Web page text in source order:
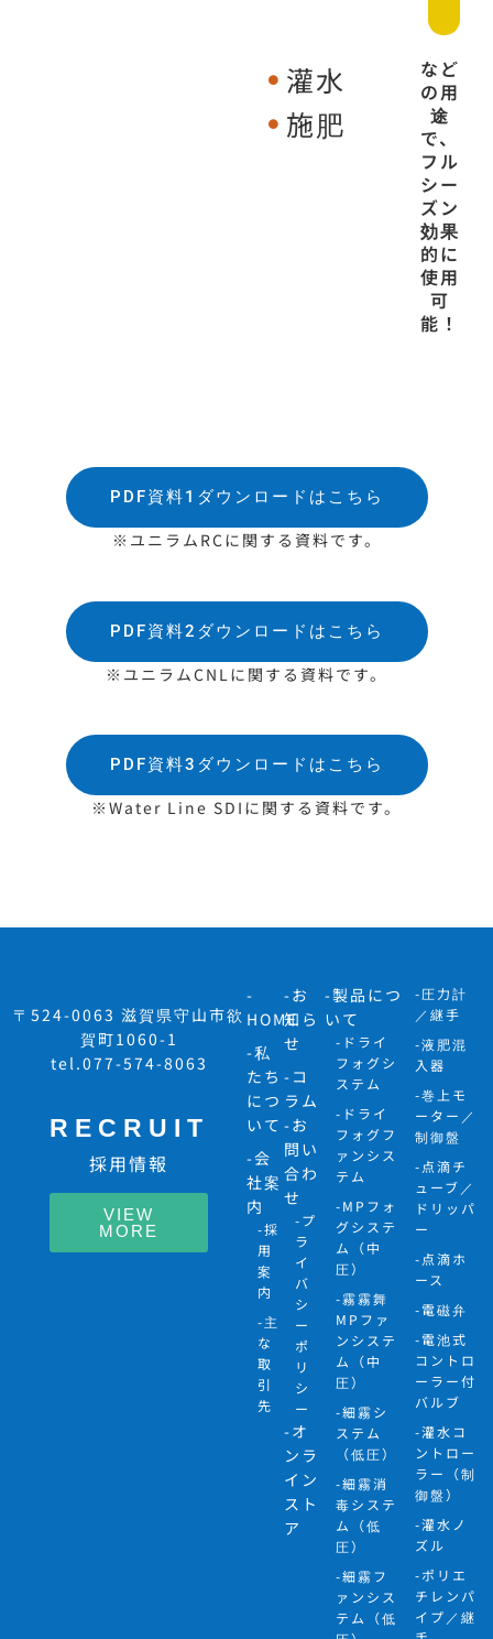
灌水
施肥
など
の用
途
で、
フル
シー
ズン
効果
的に
使用
可
能！
PDF資料1ダウンロードはこちら
※ユニラムRCに関する資料です。
PDF資料2ダウンロードはこちら
※ユニラムCNLに関する資料です。
PDF資料3ダウンロードはこちら
※Water Line SDIに関する資料です。
〒524-0063 滋賀県守山市欲
賀町1060-1
tel.077-574-8063
RECRUIT
採用情報
VIEW
MORE
-
HOME
-私
たち
につ
いて
-会
社案
内
-採
用
案
内
-主
な
取
引
先
-お
知ら
せ
-コ
ラム
-お
問い
合わ
せ
-プ
ラ
イ
バ
シ
ー
ポ
リ
シ
ー
-オ
ンラ
イン
スト
ア
-製品につ
いて
-ドライ
フォグシ
ステム
-ドライ
フォグフ
ァンシス
テム
-MPフォ
グシステ
ム（中
圧）
-霧霧舞
MPファ
ンシステ
ム（中
圧）
-細霧シ
ステム
（低圧）
-細霧消
毒システ
ム（低
圧）
-細霧フ
ァンシス
テム（低
-圧力計
／継手
-液肥混
入器
-巻上モ
ーター／
制御盤
-点滴チ
ューブ／
ドリッパ
ー
-点滴ホ
ース
-電磁弁
-電池式
コントロ
ーラー付
バルブ
-灌水コ
ントロー
ラー（制
御盤）
-灌水ノ
ズル
-ポリエ
チレンパ
イプ／継